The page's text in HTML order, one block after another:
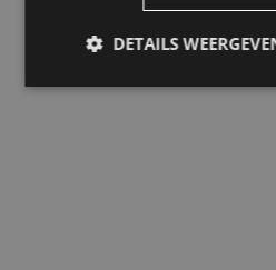
Stuur multifunctioneel
Verkeersbord detectie
DETAILS